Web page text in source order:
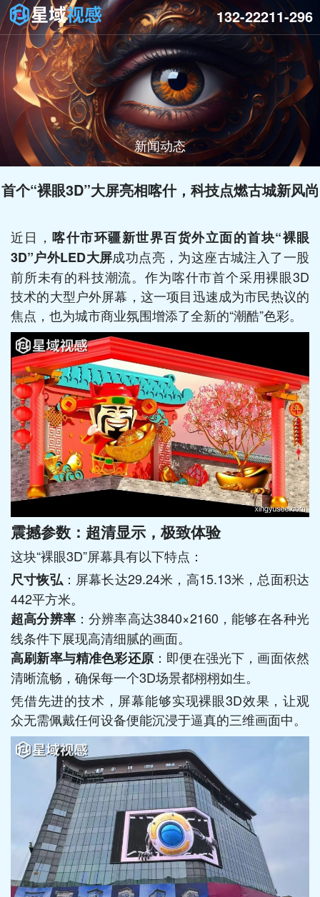
新闻动态
132-22211-296
首个“裸眼3D”大屏亮相喀什，科技点燃古城新风尚
近日，喀什市环疆新世界百货外立面的首块“裸眼
3D”户外LED大屏成功点亮，为这座古城注入了一股
前所未有的科技潮流。作为喀什市首个采用裸眼3D
技术的大型户外屏幕，这一项目迅速成为市民热议的
焦点，也为城市商业氛围增添了全新的“潮酷”色彩。
震撼参数：超清显示，极致体验
这块“裸眼3D”屏幕具有以下特点：
尺寸恢弘：屏幕长达29.24米，高15.13米，总面积达
442平方米。
超高分辨率：分辨率高达3840×2160，能够在各种光
线条件下展现高清细腻的画面。
高刷新率与精准色彩还原 ：即便在强光下，画面依然
清晰流畅，确保每一个3D场景都栩栩如生。
凭借先进的技术，屏幕能够实现裸眼3D效果，让观
众无需佩戴任何设备便能沉浸于逼真的三维画面中。